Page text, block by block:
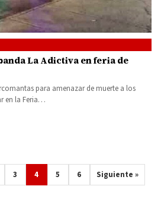
La Adictiva en feria de
para amenazar de muerte a los
en la Feria…
3 4 5 6 Siguiente »